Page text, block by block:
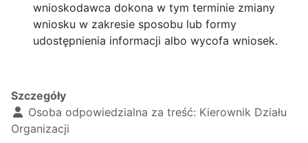
wnioskodawca dokona w tym terminie zmiany
wniosku w zakresie sposobu lub formy
udostępnienia informacji albo wycofa wniosek.
Szczegóły
Osoba odpowiedzialna za treść: Kierownik Działu
Organizacji